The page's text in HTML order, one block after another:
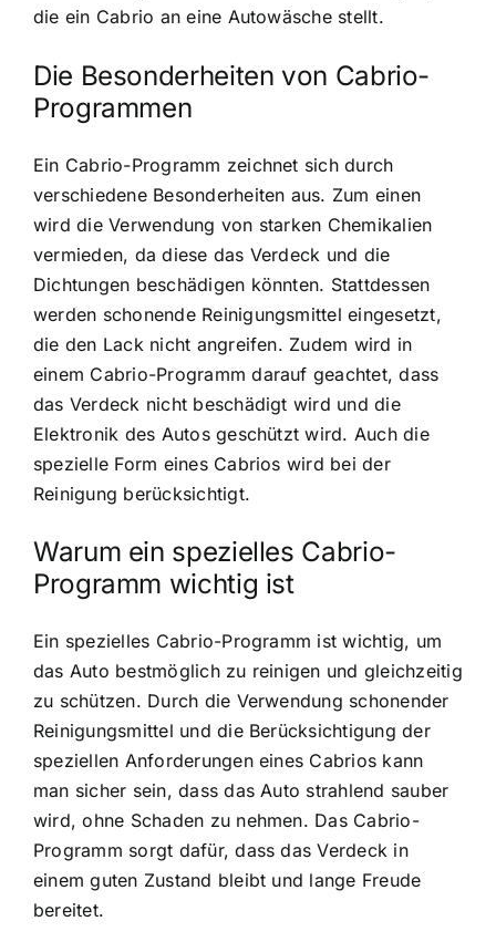
die ein Cabrio an eine Autowäsche stellt.
Die Besonderheiten von Cabrio-
Programmen
Ein Cabrio-Programm zeichnet sich durch
verschiedene Besonderheiten aus. Zum einen
wird die Verwendung von starken Chemikalien
vermieden, da diese das Verdeck und die
Dichtungen beschädigen könnten. Stattdessen
werden schonende Reinigungsmittel eingesetzt,
die den Lack nicht angreifen. Zudem wird in
einem Cabrio-Programm darauf geachtet, dass
das Verdeck nicht beschädigt wird und die
Elektronik des Autos geschützt wird. Auch die
spezielle Form eines Cabrios wird bei der
Reinigung berücksichtigt.
Warum ein spezielles Cabrio-
Programm wichtig ist
Ein spezielles Cabrio-Programm ist wichtig, um
das Auto bestmöglich zu reinigen und gleichzeitig
zu schützen. Durch die Verwendung schonender
Reinigungsmittel und die Berücksichtigung der
speziellen Anforderungen eines Cabrios kann
man sicher sein, dass das Auto strahlend sauber
wird, ohne Schaden zu nehmen. Das Cabrio-
Programm sorgt dafür, dass das Verdeck in
einem guten Zustand bleibt und lange Freude
bereitet.